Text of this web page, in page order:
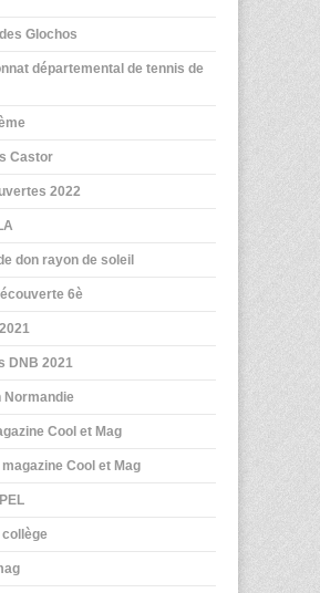
Glochos
départemental de tennis de
Castor
2022
don rayon de soleil
6è
DNB 2021
Normandie
Cool et Mag
Cool et Mag